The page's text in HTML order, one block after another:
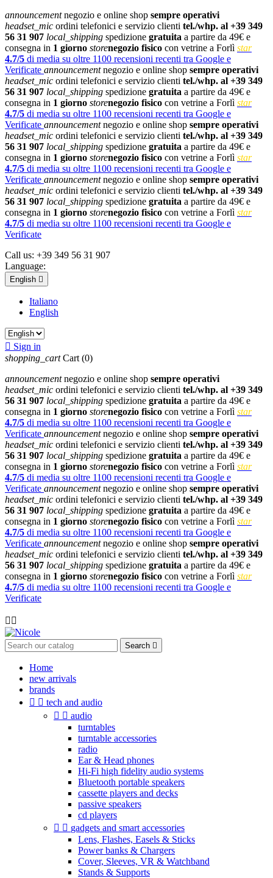
announcementnegozio e online shop sempre operativi
headset_mic ordini telefonici e servizio clienti tel./whp. al +39 349
56 31 907 local_shipping spedizione gratuita a partire da 49€ e
consegna in 1 giorno storenegozio fisico con vetrine a Forlì star
4.7/5 di media su oltre 1100 recensioni recenti tra Google e
Verificate announcementnegozio e online shop sempre operativi
headset_mic ordini telefonici e servizio clienti tel./whp. al +39 349
56 31 907 local_shipping spedizione gratuita a partire da 49€ e
consegna in 1 giorno storenegozio fisico con vetrine a Forlì star
4.7/5 di media su oltre 1100 recensioni recenti tra Google e
Verificate announcementnegozio e online shop sempre operativi
headset_mic ordini telefonici e servizio clienti tel./whp. al +39 349
56 31 907 local_shipping spedizione gratuita a partire da 49€ e
consegna in 1 giorno storenegozio fisico con vetrine a Forlì star
4.7/5 di media su oltre 1100 recensioni recenti tra Google e
Verificate announcementnegozio e online shop sempre operativi
headset_mic ordini telefonici e servizio clienti tel./whp. al +39 349
56 31 907 local_shipping spedizione gratuita a partire da 49€ e
consegna in 1 giorno storenegozio fisico con vetrine a Forlì star
4.7/5 di media su oltre 1100 recensioni recenti tra Google e
Verificate
Call us: +39 349 56 31 907
Language:
English 
Italiano
English
 Sign in
shopping_cart Cart (0)
announcementnegozio e online shop sempre operativi
headset_mic ordini telefonici e servizio clienti tel./whp. al +39 349
56 31 907 local_shipping spedizione gratuita a partire da 49€ e
consegna in 1 giorno storenegozio fisico con vetrine a Forlì star
4.7/5 di media su oltre 1100 recensioni recenti tra Google e
Verificate announcementnegozio e online shop sempre operativi
headset_mic ordini telefonici e servizio clienti tel./whp. al +39 349
56 31 907 local_shipping spedizione gratuita a partire da 49€ e
consegna in 1 giorno storenegozio fisico con vetrine a Forlì star
4.7/5 di media su oltre 1100 recensioni recenti tra Google e
Verificate announcementnegozio e online shop sempre operativi
headset_mic ordini telefonici e servizio clienti tel./whp. al +39 349
56 31 907 local_shipping spedizione gratuita a partire da 49€ e
consegna in 1 giorno storenegozio fisico con vetrine a Forlì star
4.7/5 di media su oltre 1100 recensioni recenti tra Google e
Verificate announcementnegozio e online shop sempre operativi
headset_mic ordini telefonici e servizio clienti tel./whp. al +39 349
56 31 907 local_shipping spedizione gratuita a partire da 49€ e
consegna in 1 giorno storenegozio fisico con vetrine a Forlì star
4.7/5 di media su oltre 1100 recensioni recenti tra Google e
Verificate

Search 
Home
new arrivals
brands
  tech and audio
  audio
turntables
turntable accessories
radio
Ear & Head phones
Hi-Fi high fidelity audio systems
Bluetooth portable speakers
cassette players and decks
passive speakers
cd players
  gadgets and smart accessories
Lens, Flashes, Easels & Sticks
Power banks & Chargers
Cover, Sleeves, VR & Watchband
Stands & Supports